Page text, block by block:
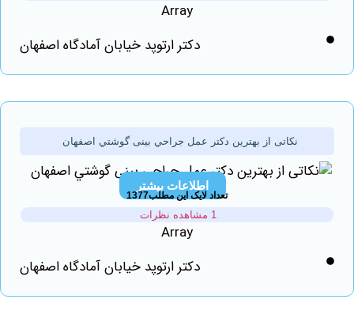
دکتر ارتوپد خیابان آمادگاه اصفهان
نکاتی از بهترين دكتر عمل جراحي بینی گوشتي اصفهان
اطلاعات بیشتر
تعداد لایک این مطلب1377
دکتر ارتوپد خیابان آمادگاه اصفهان